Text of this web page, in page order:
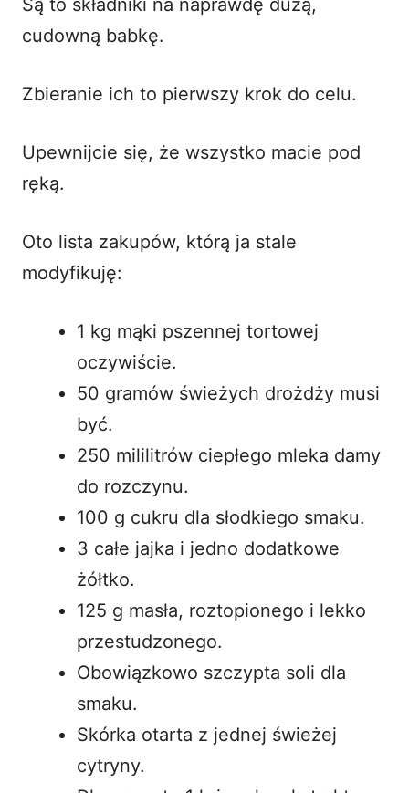
Są to składniki na naprawdę dużą,
cudowną babkę.
Zbieranie ich to pierwszy krok do celu.
Upewnijcie się, że wszystko macie pod
ręką.
Oto lista zakupów, którą ja stale
modyfikuję:
1 kg mąki pszennej tortowej
oczywiście.
50 gramów świeżych drożdży musi
być.
250 mililitrów ciepłego mleka damy
do rozczynu.
100 g cukru dla słodkiego smaku.
3 całe jajka i jedno dodatkowe
żółtko.
125 g masła, roztopionego i lekko
przestudzonego.
Obowiązkowo szczypta soli dla
smaku.
Skórka otarta z jednej świeżej
cytryny.